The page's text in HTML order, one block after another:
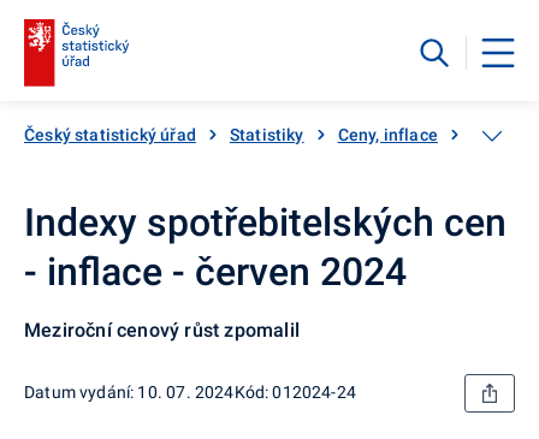
Český statistický úřad Statistiky Ceny, inflace
Indexy spotřebitelských cen
- inflace - červen 2024
Meziroční cenový růst zpomalil
Datum vydání: 10. 07. 2024Kód: 012024-24